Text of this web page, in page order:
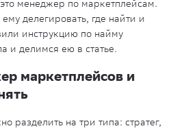
менеджер по маркетплейсам.
делегировать, где найти и
инструкцию по найму
и делимся ею в статье.
маркетплейсов и
разделить на три типа: стратег,